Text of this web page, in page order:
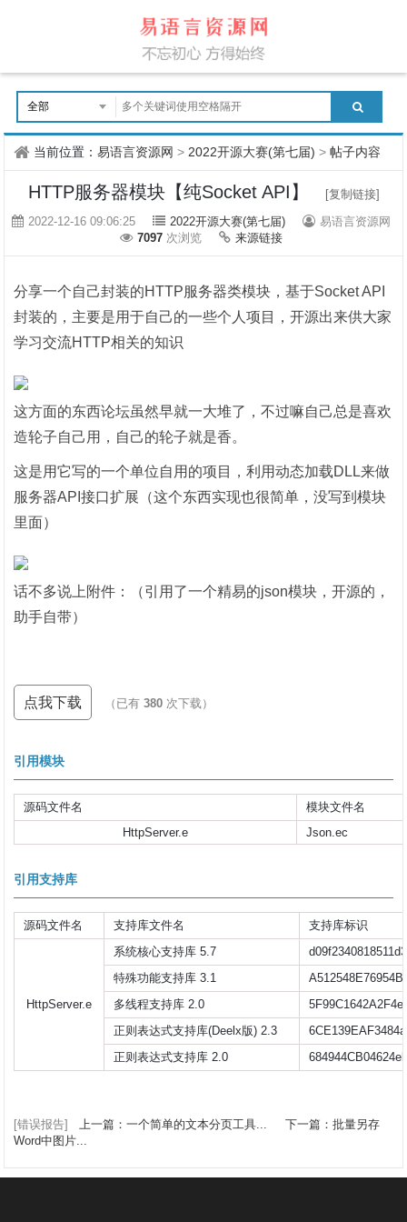
当前位置：易语言资源网 > 2022开源大赛(第七届) >帖子内容
HTTP服务器模块【纯Socket API】
[复制链接]
2022-12-16 09:06:25
2022开源大赛(第七届)
易语言资源网
7097 次浏览 来源链接
分享一个自己封装的HTTP服务器类模块，基于Socket API
封装的，主要是用于自己的一些个人项目，开源出来供大家
学习交流HTTP相关的知识
这方面的东西论坛虽然早就一大堆了，不过嘛自己总是喜欢
造轮子自己用，自己的轮子就是香。
这是用它写的一个单位自用的项目，利用动态加载DLL来做
服务器API接口扩展（这个东西实现也很简单，没写到模块
里面）
话不多说上附件：（引用了一个精易的json模块，开源的，
助手自带）
点我下载 （已有380 次下载）
引用模块
源码文件名
模块文件名
HttpServer.e
Json.ec
引用支持库
源码文件名 支持库文件名 支持库标识
HttpServer.e
系统核心支持库 5.7
特殊功能支持库 3.1
多线程支持库 2.0
正则表达式支持库(Deelx版) 2.3
正则表达式支持库 2.0
[错误报告] 上一篇：一个简单的文本分页工具...
下一篇：批量另存
Word中图片...